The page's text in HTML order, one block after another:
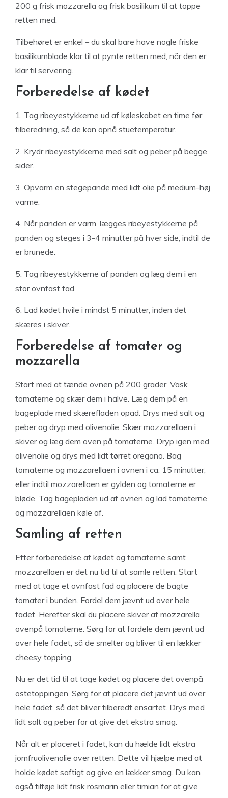
200 g frisk mozzarella og frisk basilikum til at toppe
retten med.
Tilbehøret er enkel – du skal bare have nogle friske
basilikumblade klar til at pynte retten med, når den er
klar til servering.
Forberedelse af kødet
1. Tag ribeyestykkerne ud af køleskabet en time før
tilberedning, så de kan opnå stuetemperatur.
2. Krydr ribeyestykkerne med salt og peber på begge
sider.
3. Opvarm en stegepande med lidt olie på medium-høj
varme.
4. Når panden er varm, lægges ribeyestykkerne på
panden og steges i 3-4 minutter på hver side, indtil de
er brunede.
5. Tag ribeyestykkerne af panden og læg dem i en
stor ovnfast fad.
6. Lad kødet hvile i mindst 5 minutter, inden det
skæres i skiver.
Forberedelse af tomater og
mozzarella
Start med at tænde ovnen på 200 grader. Vask
tomaterne og skær dem i halve. Læg dem på en
bageplade med skærefladen opad. Drys med salt og
peber og dryp med olivenolie. Skær mozzarellaen i
skiver og læg dem oven på tomaterne. Dryp igen med
olivenolie og drys med lidt tørret oregano. Bag
tomaterne og mozzarellaen i ovnen i ca. 15 minutter,
eller indtil mozzarellaen er gylden og tomaterne er
bløde. Tag bagepladen ud af ovnen og lad tomaterne
og mozzarellaen køle af.
Samling af retten
Efter forberedelse af kødet og tomaterne samt
mozzarellaen er det nu tid til at samle retten. Start
med at tage et ovnfast fad og placere de bagte
tomater i bunden. Fordel dem jævnt ud over hele
fadet. Herefter skal du placere skiver af mozzarella
ovenpå tomaterne. Sørg for at fordele dem jævnt ud
over hele fadet, så de smelter og bliver til en lækker
cheesy topping.
Nu er det tid til at tage kødet og placere det ovenpå
ostetoppingen. Sørg for at placere det jævnt ud over
hele fadet, så det bliver tilberedt ensartet. Drys med
lidt salt og peber for at give det ekstra smag.
Når alt er placeret i fadet, kan du hælde lidt ekstra
jomfruolivenolie over retten. Dette vil hjælpe med at
holde kødet saftigt og give en lækker smag. Du kan
også tilføje lidt frisk rosmarin eller timian for at give